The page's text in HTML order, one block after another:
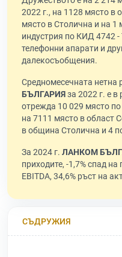
2022 г., на 1128 място в
място в Столична и на 1
индустрия по КИД 4742 -
телефонни апарати и
далекосъобщения.
Средномесечната нетна
БЪЛГАРИЯза 2022 г. е
отрежда 10 029 място
на 7111 място в област
в община Столична и 4
За 2024 г. ЛАНКОМ
приходите, -1,7% спад на
EBITDA, 34,6% ръст на
СЪДРУЖИЯ